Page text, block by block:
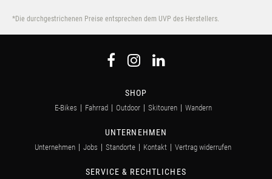
*Die durchgestrichenen Preise entsprechen dem UVP des Herstellers.
SHOP
E-Bikes Fahrrad Outdoor Skitouren Wandern
UNTERNEHMEN
Unternehmen Jobs Standorte Kontakt Vertrag widerrufen
SERVICE & RECHTLICHES